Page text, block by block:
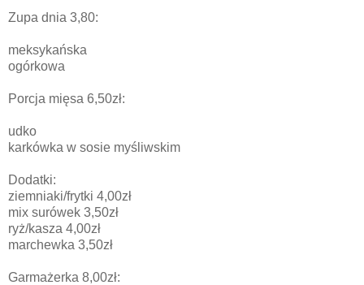
Zupa dnia 3,80:
meksykańska
ogórkowa
Porcja mięsa 6,50zł:
udko
karkówka w sosie myśliwskim
Dodatki:
ziemniaki/frytki 4,00zł
mix surówek 3,50zł
ryż/kasza 4,00zł
marchewka 3,50zł
Garmażerka 8,00zł: